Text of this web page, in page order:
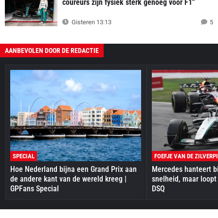
coureurs zijn fysiek sterk genoeg voor F1"
Gisteren 13:13 5
AANBEVOLEN DOOR DE REDACTIE
SPECIAL
Hoe Nederland bijna een Grand Prix aan
de andere kant van de wereld kreeg |
GPFans Special
FOEFJE VAN DE
Mercedes hanteert
snelheid, maar
DSQ